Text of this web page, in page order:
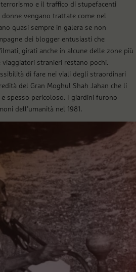
e il traffico di stupefacenti
vengano trattate come nel
quasi sempre in galera se non
dei blogger entusiasti che
girati anche in alcune delle zone più
stranieri restano pochi.
di fare nei viali degli straordinari
del Gran Moghul Shah Jahan che li
e spesso pericoloso. I giardini furono
dell’umanità nel 1981.